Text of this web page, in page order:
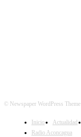
© Newspaper WordPress
Inicio Actualidad
Radio Aconcagua